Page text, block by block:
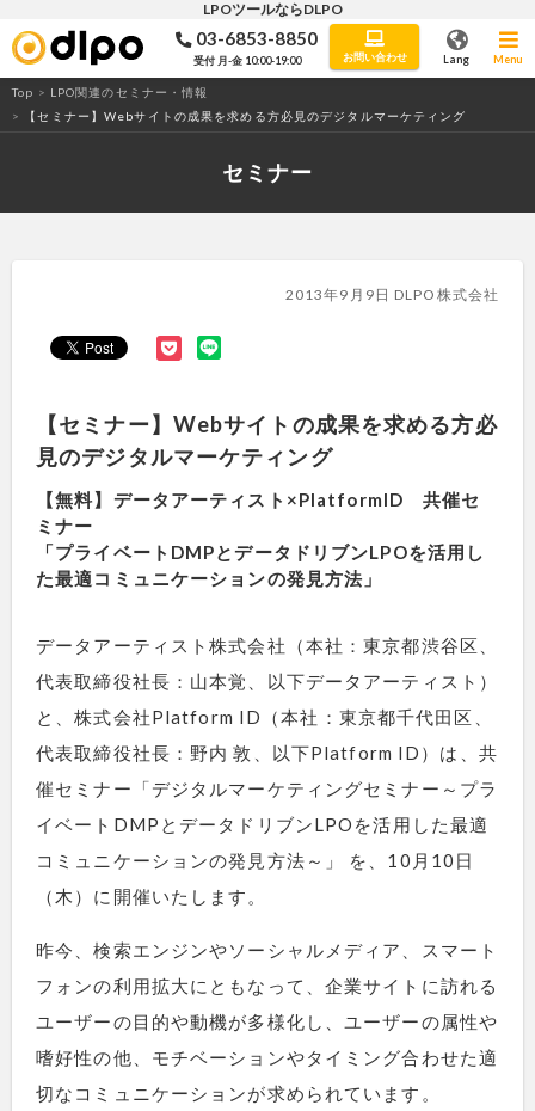
LPO・ABテストツール「DLPO」
LPOツールならDLPO
03-6853-8850
受付 月-金 10:00-19:00 お問い合わせ Lang Menu
Top > LPO関連のセミナー・情報
>
【セミナー】Webサイトの成果を求める方必見のデジタルマーケティング
セミナー
2013年9月9日 DLPO株式会社
【セミナー】Webサイトの成果を求める方必
見のデジタルマーケティング
【無料】データアーティスト×PlatformID 共催セ
ミナー
「プライベートDMPとデータドリブンLPOを活用し
た最適コミュニケーションの発見方法」
データアーティスト株式会社（本社：東京都渋谷区、
代表取締役社長：山本覚、以下データアーティスト）
と、株式会社Platform ID（本社：東京都千代田区、
代表取締役社長：野内 敦、以下Platform ID）は、共
催セミナー「デジタルマーケティングセミナー～プラ
イベートDMPとデータドリブンLPOを活用した最適
コミュニケーションの発見方法～」 を、10月10日
（木）に開催いたします。
昨今、検索エンジンやソーシャルメディア、スマート
フォンの利用拡大にともなって、企業サイトに訪れる
ユーザーの目的や動機が多様化し、ユーザーの属性や
嗜好性の他、モチベーションやタイミング合わせた適
切なコミュニケーションが求められています。